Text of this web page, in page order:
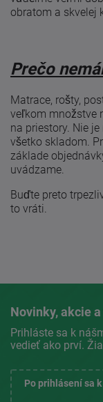
obratom a skvelej
Prečo
Matrace, rošty,
veľkom množstve
na priestory. Nie
všetko skladom.
základe
uvádzame.
Buďte preto
to vráti.
Novinky, akcie
Prihláste sa k
vedieť ako prví.
Po prihlásení sa